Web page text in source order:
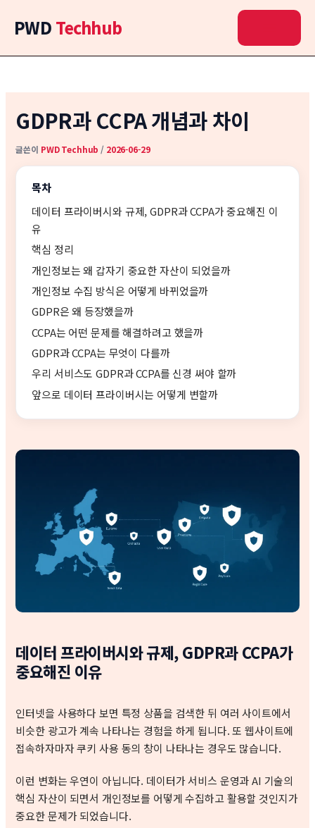
로
너
PWD Techhub
GDPR과 CCPA 개념과 차이
글쓴이 PWD Techhub / 2026-06-29
목차
데이터 프라이버시와 규제, GDPR과 CCPA가 중요해진 이
유
핵심 정리
개인정보는 왜 갑자기 중요한 자산이 되었을까
개인정보 수집 방식은 어떻게 바뀌었을까
GDPR은 왜 등장했을까
CCPA는 어떤 문제를 해결하려고 했을까
GDPR과 CCPA는 무엇이 다를까
우리 서비스도 GDPR과 CCPA를 신경 써야 할까
앞으로 데이터 프라이버시는 어떻게 변할까
데이터 프라이버시와 규제, GDPR과 CCPA가
중요해진 이유
인터넷을 사용하다 보면 특정 상품을 검색한 뒤 여러 사이트에서
비슷한 광고가 계속 나타나는 경험을 하게 됩니다. 또 웹사이트에
접속하자마자 쿠키 사용 동의 창이 나타나는 경우도 많습니다.
이런 변화는 우연이 아닙니다. 데이터가 서비스 운영과 AI 기술의
핵심 자산이 되면서 개인정보를 어떻게 수집하고 활용할 것인지가
중요한 문제가 되었습니다.